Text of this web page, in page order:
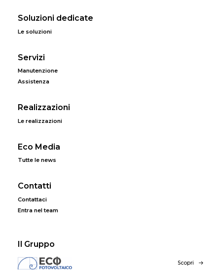
Soluzioni dedicate
Le soluzioni
Servizi
Manutenzione
Assistenza
Realizzazioni
Le realizzazioni
Eco Media
Tutte le news
Contatti
Contattaci
Entra nel team
Il Gruppo
Scopri